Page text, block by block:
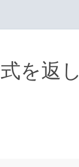
を返